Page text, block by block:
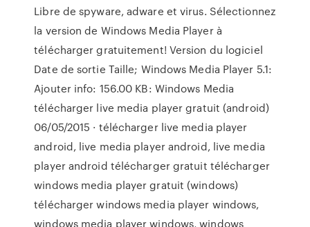
Libre de spyware, adware et virus. Sélectionnez
la version de Windows Media Player à
télécharger gratuitement! Version du logiciel
Date de sortie Taille; Windows Media Player 5.1:
Ajouter info: 156.00 KB: Windows Media
télécharger live media player gratuit (android)
06/05/2015 · télécharger live media player
android, live media player android, live media
player android télécharger gratuit télécharger
windows media player gratuit (windows)
télécharger windows media player windows,
windows media player windows, windows